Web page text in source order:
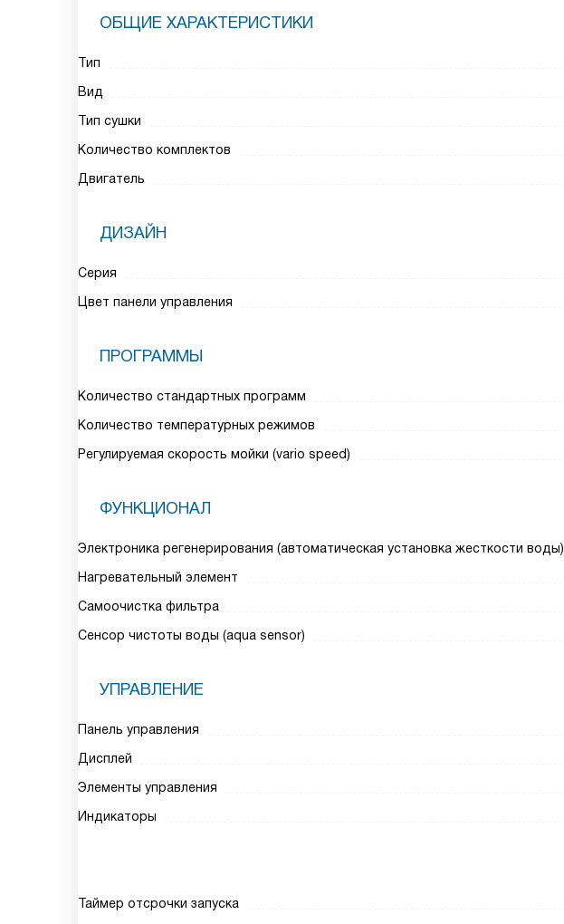
ОБЩИЕ ХАРАКТЕРИСТИКИ
Тип
Вид
Тип сушки
Количество комплектов
Двигатель
ДИЗАЙН
Серия
Цвет панели управления
ПРОГРАММЫ
Количество стандартных программ
Количество температурных режимов
Регулируемая скорость мойки (vario speed)
ФУНКЦИОНАЛ
Электроника регенерирования (автоматическая установка жесткости воды)
Нагревательный элемент
Самоочистка фильтра
Сенсор чистоты воды (aqua sensor)
УПРАВЛЕНИЕ
Панель управления
Дисплей
Элементы управления
Индикаторы
Таймер отсрочки запуска